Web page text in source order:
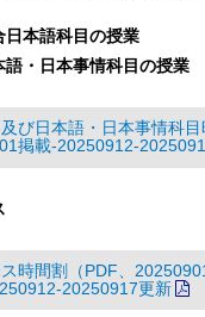
本語科目の授業
・日本事情科目の授業
び日本語・日本事情科目
掲載-20250912-
時間割（PDF、
20250917更新